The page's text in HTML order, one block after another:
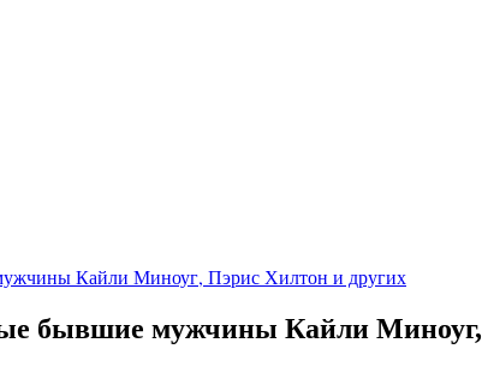
Кайли Миноуг, Пэрис Хилтон и других
бывшие мужчины Кайли Миноуг,